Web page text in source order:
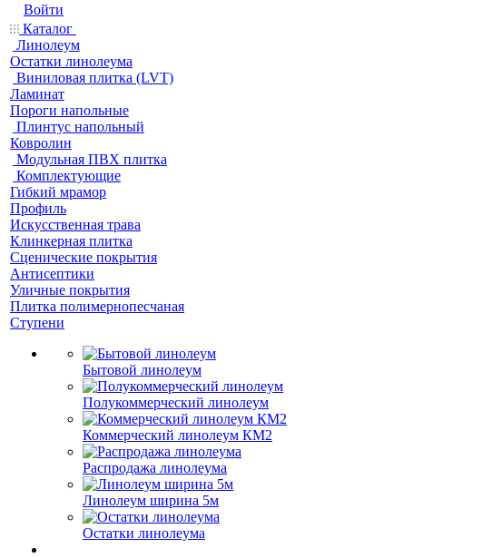
Войти
Каталог
Линолеум
Остатки линолеума
Виниловая плитка (LVT)
Ламинат
Пороги напольные
Плинтус напольный
Ковролин
Модульная ПВХ плитка
Комплектующие
Гибкий мрамор
Профиль
Искусственная трава
Клинкерная плитка
Сценические покрытия
Антисептики
Уличные покрытия
Плитка полимернопесчаная
Ступени
Бытовой линолеум
Полукоммерческий линолеум
Коммерческий линолеум КМ2
Распродажа линолеума
Линолеум ширина 5м
Остатки линолеума